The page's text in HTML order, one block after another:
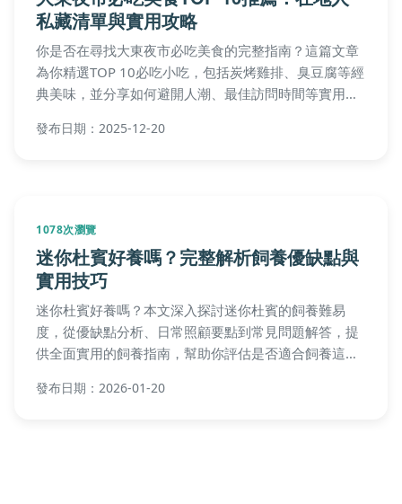
可卡布犬領養全攻略：從準備到照顧的完
整指南
您是否正在考慮領養可卡布犬卻不知從何開始？本文提
供可卡布犬領養的完整流程，包括品種特點、領養前評
決定，確保毛孩幸福生活。